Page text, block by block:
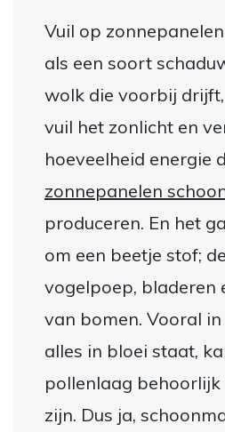
Vuil op
als een soort
wolk die voorbij
vuil het zonlicht en
hoeveelheid energie
zonnepanelen
produceren. En het
om een beetje stof;
vogelpoep, bladeren
van bomen. Vooral in
alles in bloei staat,
pollenlaag
zijn. Dus ja,